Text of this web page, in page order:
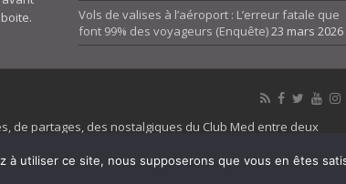
Vols de valises à l’aéroport : L’erreur fatale que
font 99% des voyageurs (Enquête)23 mars 2026
de partages, des nostalgiques du Club Med entre deux
citée est la propriété de son détenteur respectif. Le
à utiliser ce site, nous supposerons que vous en êtes